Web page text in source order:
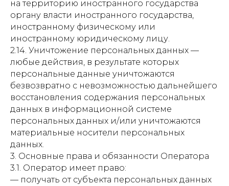
на территорию иностранного государства
органу власти иностранного государства,
иностранному физическому или
иностранному юридическому лицу.
2.14. Уничтожение персональных данных —
любые действия, в результате которых
персональные данные уничтожаются
безвозвратно с невозможностью дальнейшего
восстановления содержания персональных
данных в информационной системе
персональных данных и/или уничтожаются
материальные носители персональных
данных.
3. Основные права и обязанности Оператора
3.1. Оператор имеет право:
— получать от субъекта персональных данных